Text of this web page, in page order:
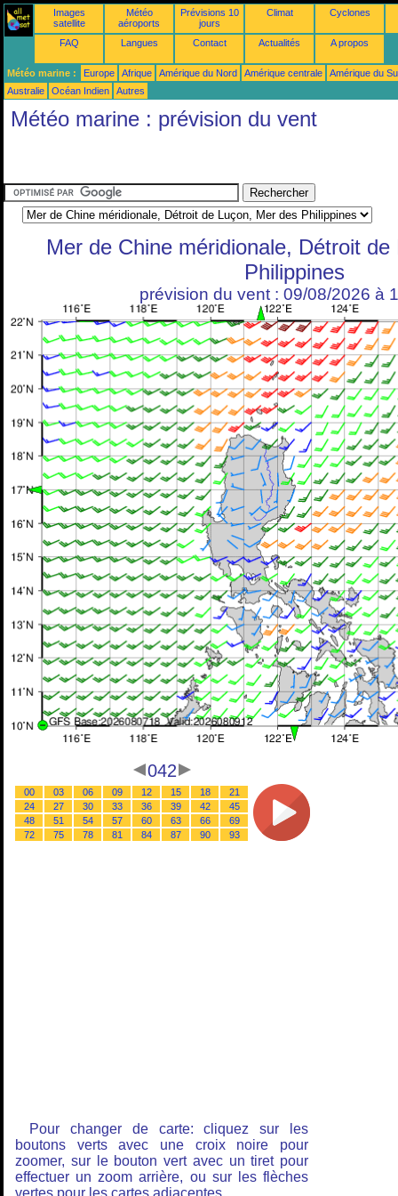
Images
satellite
Météo
aéroports
Prévisions 10
jours
Climat Cyclones
FAQ Langues Contact Actualités A propos
Météo marine : Europe Afrique Amérique du Nord Amérique centrale
Amérique du
Australie
Océan Indien Autres
Météo marine : prévision du vent
Mer de Chine méridionale, Détroit
Philippines
prévision du vent : 09/08/2026 à
042
00 03 06 09 12 15 18
21
24
27 30 33 36 39 42
45
48
51 54 57 60 63 66
69
72
75 78 81 84 87 90 93
Pour changer de carte: cliquez sur les
boutons verts avec une croix noire pour
zoomer, sur le bouton vert avec un tiret pour
effectuer un zoom arrière, ou sur les flèches
vertes pour les cartes adjacentes.